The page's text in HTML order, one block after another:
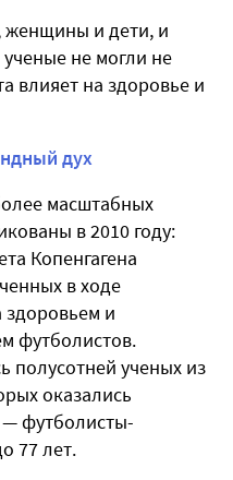
и дети, и
не могли не
влияет на здоровье и
дух
масштабных
в 2010 году:
Копенгагена
в ходе
здоровьем и
футболистов.
полусотней ученых из
оказались
футболисты-
77 лет.